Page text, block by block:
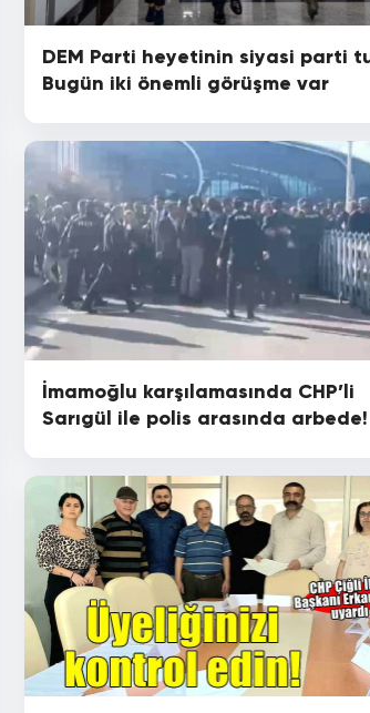
DEM Parti heyetinin siyasi parti
Bugün iki önemli görüşme var
İmamoğlu karşılamasında CHP’li
Sarıgül ile polis arasında arbede!